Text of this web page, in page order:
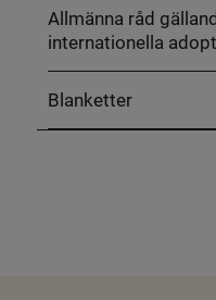
Allmänna råd
internationella
Blanketter